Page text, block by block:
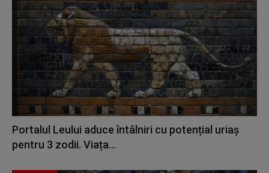
Portalul Leului aduce întâlniri cu potențial uriaș
pentru 3 zodii. Viața...